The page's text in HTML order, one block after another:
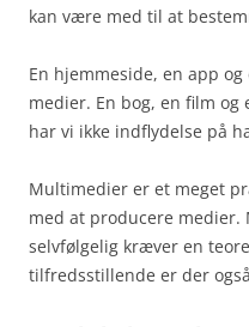
kan være med til at
En hjemmeside, en app
medier. En bog, en film og
har vi ikke indflydelse på
Multimedier er et meget
med at producere medier.
selvfølgelig kræver en
tilfredsstillende er der